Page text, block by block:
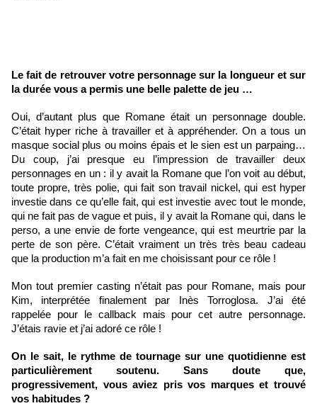
Le fait de retrouver votre personnage sur la longueur et sur
la durée vous a permis une belle palette de jeu …
Oui, d’autant plus que Romane était un personnage double.
C’était hyper riche à travailler et à appréhender. On a tous un
masque social plus ou moins épais et le sien est un parpaing…
Du coup, j’ai presque eu l’impression de travailler deux
personnages en un : il y avait la Romane que l’on voit au début,
toute propre, très polie, qui fait son travail nickel, qui est hyper
investie dans ce qu’elle fait, qui est investie avec tout le monde,
qui ne fait pas de vague et puis, il y avait la Romane qui, dans le
perso, a une envie de forte vengeance, qui est meurtrie par la
perte de son père. C’était vraiment un très très beau cadeau
que la production m’a fait en me choisissant pour ce rôle !
Mon tout premier casting n’était pas pour Romane, mais pour
Kim, interprétée finalement par Inès Torroglosa. J’ai été
rappelée pour le callback mais pour cet autre personnage.
J’étais ravie et j’ai adoré ce rôle !
On le sait, le rythme de tournage sur une quotidienne est
particulièrement soutenu. Sans doute que,
progressivement, vous aviez pris vos marques et trouvé
vos habitudes ?